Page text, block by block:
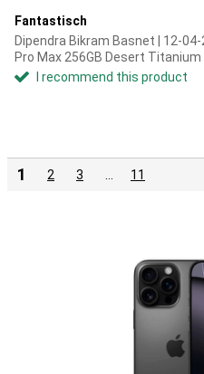
Fantastisch
Dipendra Bikram Basnet | 12-
Pro Max 256GB Desert Titanium
I recommend this product
1 2 3 11